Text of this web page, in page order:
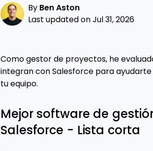
By Ben Aston
Last updated on Jul 31, 2026
Como gestor de proyectos, he
integran con Salesforce para
tu equipo.
Mejor software de
Salesforce - Lista corta